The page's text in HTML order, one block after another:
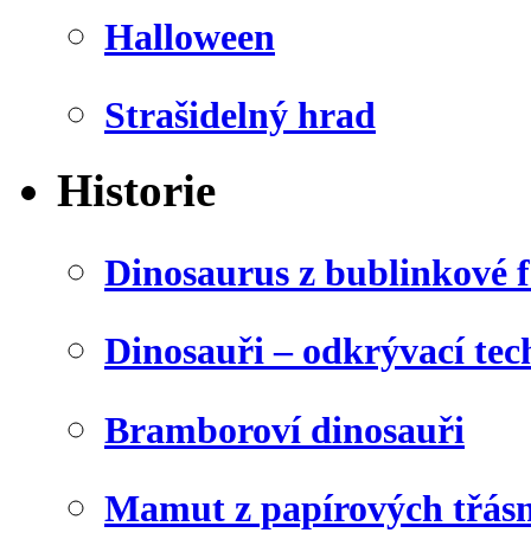
Halloween
Strašidelný hrad
Historie
Dinosaurus z bublinkové
Dinosauři – odkrývací
Bramboroví dinosauři
Mamut z papírových